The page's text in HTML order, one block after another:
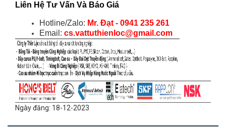
Liên Hệ Tư Vấn Và Báo Giá
Hotline/Zalo: Mr. Đạt - 0941 235 261
Email: cs.vattuthienloc@gmail.com
Ngày đăng: 18-12-2023